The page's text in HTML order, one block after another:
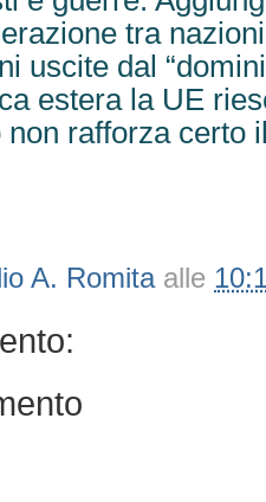
tra
uscite dal
estera la UE
rafforza certo
A. Romita alle